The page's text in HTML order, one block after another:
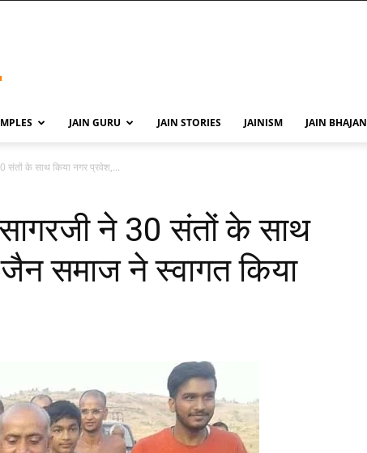
JAIN GURU JAIN STORIES JAINISM JAIN BHAJAN
संतों के साथ किया नगर प्रवेश,...
ने 30 संतों के साथ
समाज ने स्वागत किया